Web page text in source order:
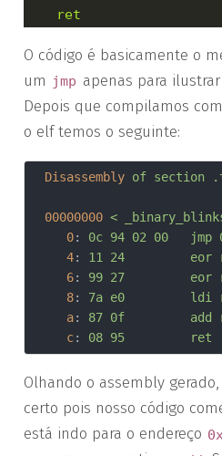
ret
O código é basicamente o
um jmp apenas para
Depois que compilamos
o elf temos o seguinte:
Disassembly of section
00000000 <
0
4
6
8
a
c
08 95       	ret
Olhando o assembly
certo pois nosso código
está indo para o endereço